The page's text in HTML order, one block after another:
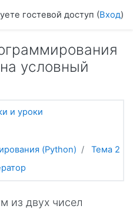
гостевой доступ (Вход)
условный
и уроки
(Python)
Тема 2
из двух чисел